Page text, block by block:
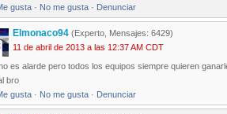
gusta · No me gusta · Denunciar
Elmonaco94 (Experto, Mensajes: 6429)
11 de abril de 2013 a las 12:37 AM CDT
es alarde pero todos los equipos siempre quieren
bro
gusta · No me gusta · Denunciar